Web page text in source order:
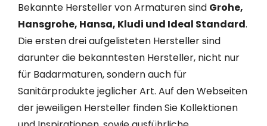
Bekannte Hersteller von Armaturen sind Grohe,
Hansgrohe, Hansa, Kludi und Ideal Standard.
Die ersten drei aufgelisteten Hersteller sind
darunter die bekanntesten Hersteller, nicht nur
für Badarmaturen, sondern auch für
Sanitärprodukte jeglicher Art. Auf den Webseiten
der jeweiligen Hersteller finden Sie Kollektionen